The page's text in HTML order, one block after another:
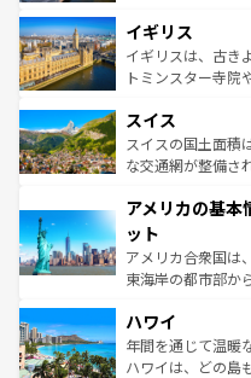
いる。シャンパン
香り高いラベンダ
らに、パリ以外の
れる地方に足を運
きるだ
を参照してほしい
顔を持つこの国は
ルリンの文化的活
してライン川沿い
は、お酒好きな人には
ドイツ情報はコン
イギリス
イギリスは、古き
トミンスター寺院
リアごとに異なる
ティー、ビール好
戦など、本場だか
ンツ一覧を参照し
スイス
スイスの国土面積
な交通網が整備さ
の建物がそのまま
博物館もあり、ア
ことができる。国
者向けの交通パス
着のスイス情報は
アメリカの基本
ット
アメリカ合衆国は
東海岸の都市部か
のような巨大都市
ンメントが詰まっ
西部には大自然が
ハワイ
年間を通じて温暖
ハワイは、どの島